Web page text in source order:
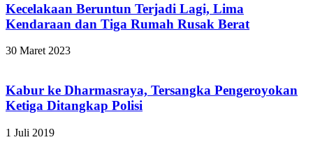
Kecelakaan Beruntun Terjadi Lagi, Lima
Kendaraan dan Tiga Rumah Rusak Berat
30 Maret 2023
Kabur ke Dharmasraya, Tersangka Pengeroyokan
Ketiga Ditangkap Polisi
1 Juli 2019